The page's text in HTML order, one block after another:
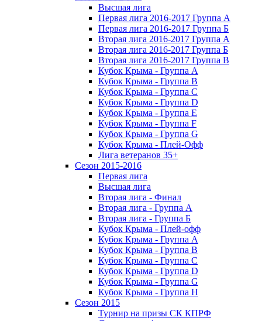
Высшая лига
Первая лига 2016-2017 Группа А
Первая лига 2016-2017 Группа Б
Вторая лига 2016-2017 Группа А
Вторая лига 2016-2017 Группа Б
Вторая лига 2016-2017 Группа В
Кубок Крыма - Группа A
Кубок Крыма - Группа B
Кубок Крыма - Группа C
Кубок Крыма - Группа D
Кубок Крыма - Группа E
Кубок Крыма - Группа F
Кубок Крыма - Группа G
Кубок Крыма - Плей-Офф
Лига ветеранов 35+
Сезон 2015-2016
Первая лига
Высшая лига
Вторая лига - Финал
Вторая лига - Группа А
Вторая лига - Группа Б
Кубок Крыма - Плей-офф
Кубок Крыма - Группа A
Кубок Крыма - Группа B
Кубок Крыма - Группа C
Кубок Крыма - Группа D
Кубок Крыма - Группа G
Кубок Крыма - Группа H
Сезон 2015
Турнир на призы СК КПРФ